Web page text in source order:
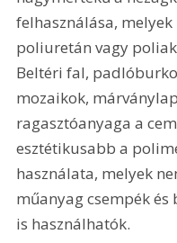
felhasználása,
poliuretán vagy
Beltéri fal,
mozaikok,
ragasztóanyaga a
esztétikusabb a
használata, melyek
műanyag csempék
is használhatók.